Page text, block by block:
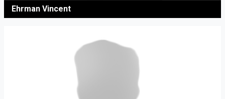
Ehrman Vincent